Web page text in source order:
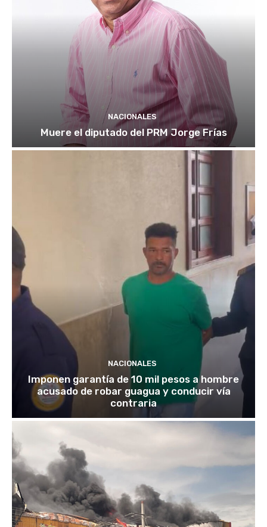
NACIONALES
Muere el diputado del PRM Jorge Frías
NACIONALES
Imponen garantía de 10 mil pesos a hombre
acusado de robar guagua y conducir vía
contraria